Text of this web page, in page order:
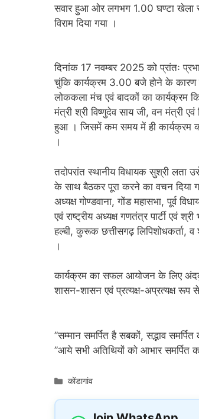
सवार हुआ ओर लगभग 1.00 घण्टा खेला
विराम दिया गया ।
दिनांक 17 नवम्बर 2025 को प्रांतः
चुंकि कार्यक्रम 3.00 बजे होने के कारण
लोककला मंच एवं बादकों का कार्यक्रम
मंत्री श्री विष्णुदेव साय जी, वन मंत्री
हुआ । जिसमें कम समय में ही कार्यक्रम को
।
तदोपरांत स्थानीय विधायक सुश्री लता
के साथ बैठकर पूरा करने का वचन दिया
अध्यक्ष गोण्डवाना, गोंड महासभा, पूर्व
एवं राष्ट्रीय अध्यक्ष गणतंत्र पार्टी एवं
हल्बी, कुरूक छत्तीसगढ़ लिपिशोधकर्ता, व
।
कार्यक्रम का सफल आयोजन के लिए
शासन-शासन एवं प्रत्यक्ष-अप्रत्यक्ष
’’सम्मान समर्पित है सबकों, सद्भाव
’’आये सभी अतिथियों को आभार समर्पित
Categories
कोंडागांव